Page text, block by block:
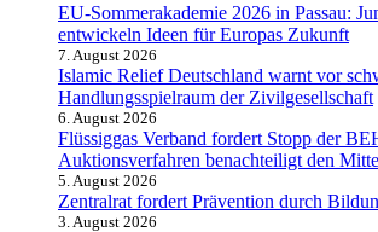
EU-Sommerakademie 2026 in Passau:
entwickeln Ideen für Europas Zukunft
7. August 2026
Islamic Relief Deutschland warnt vor
Handlungsspielraum der Zivilgesellschaft
6. August 2026
Flüssiggas Verband fordert Stopp der
Auktionsverfahren benachteiligt den
5. August 2026
Zentralrat fordert Prävention durch
3. August 2026